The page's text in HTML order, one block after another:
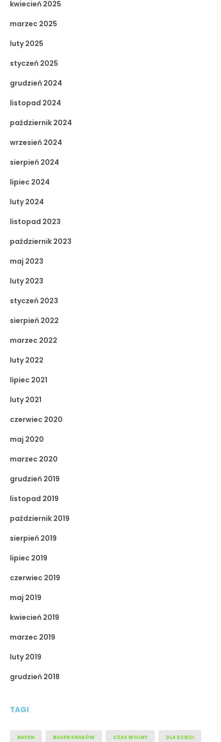
kwiecień 2025
marzec 2025
luty 2025
styczeń 2025
grudzień 2024
listopad 2024
październik 2024
wrzesień 2024
sierpień 2024
lipiec 2024
luty 2024
listopad 2023
październik 2023
maj 2023
luty 2023
styczeń 2023
sierpień 2022
marzec 2022
luty 2022
lipiec 2021
luty 2021
czerwiec 2020
maj 2020
marzec 2020
grudzień 2019
listopad 2019
październik 2019
sierpień 2019
lipiec 2019
czerwiec 2019
maj 2019
kwiecień 2019
marzec 2019
luty 2019
grudzień 2018
TAGI
BASEN BASEN KRAKÓW CZAS WOLNY DLA DZIECI